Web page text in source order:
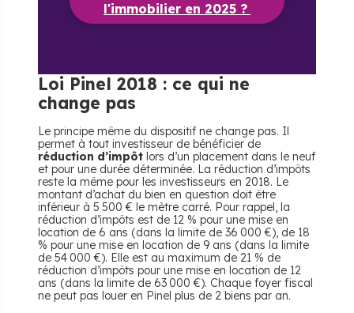
l'immobilier en 2025 ?
Loi Pinel 2018 : ce qui ne
change pas
Le principe même du dispositif ne change pas. Il
permet à tout investisseur de bénéficier de
réduction d’impôt lors d’un placement dans le neuf
et pour une durée déterminée. La réduction d’impôts
reste la même pour les investisseurs en 2018. Le
montant d’achat du bien en question doit être
inférieur à 5 500 € le mètre carré. Pour rappel, la
réduction d’impôts est de 12 % pour une mise en
location de 6 ans (dans la limite de 36 000 €), de 18
% pour une mise en location de 9 ans (dans la limite
de 54 000 €). Elle est au maximum de 21 % de
réduction d’impôts pour une mise en location de 12
ans (dans la limite de 63 000 €). Chaque foyer fiscal
ne peut pas louer en Pinel plus de 2 biens par an.